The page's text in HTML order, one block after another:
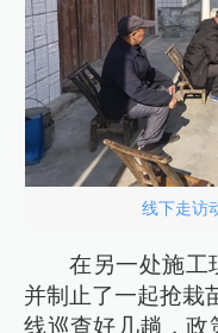
线下走访
在另一处施工
并制止了一起抢栽
线巡查好几趟，政